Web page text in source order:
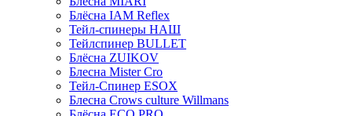
Блёсна IAM Reflex
Тейл-спинеры НАШ
Тейлспинер BULLET
Блёсна ZUIKOV
Блесна Mister Cro
Тейл-Спинер ESOX
Блесна Crows culture Willmans